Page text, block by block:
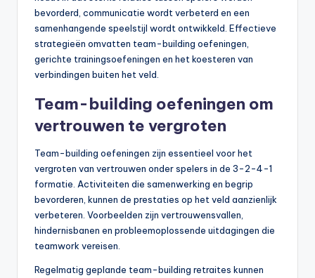
bevorderd, communicatie wordt verbeterd en een
samenhangende speelstijl wordt ontwikkeld. Effectieve
strategieën omvatten team-building oefeningen,
gerichte trainingsoefeningen en het koesteren van
verbindingen buiten het veld.
Team-building oefeningen om
vertrouwen te vergroten
Team-building oefeningen zijn essentieel voor het
vergroten van vertrouwen onder spelers in de 3-2-4-1
formatie. Activiteiten die samenwerking en begrip
bevorderen, kunnen de prestaties op het veld aanzienlijk
verbeteren. Voorbeelden zijn vertrouwensvallen,
hindernisbanen en probleemoplossende uitdagingen die
teamwork vereisen.
Regelmatig geplande team-building retraites kunnen